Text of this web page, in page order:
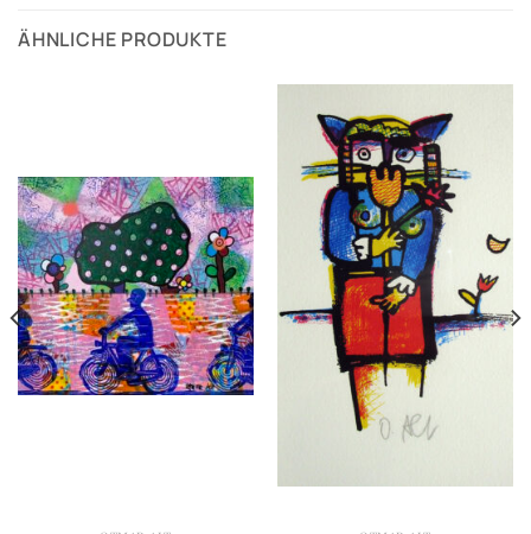
ÄHNLICHE PRODUKTE